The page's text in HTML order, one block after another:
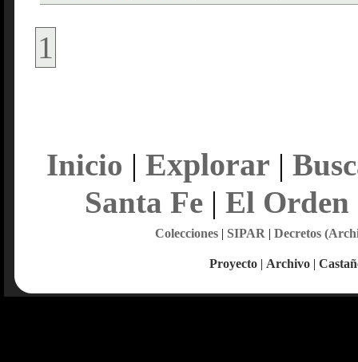
1
Inicio | Explorar |
Santa Fe| El Orden
Colecciones| SIPAR | Decretos
Proyecto | Archivo |